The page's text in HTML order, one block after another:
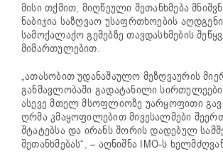
მისი თქმით, მიღწეული შეთანხმება
ნაბიჯია საზღვაო უსაფრთხოების
სამოქალაქო გემებზე თავდასხმების
მიმართულებით.
„ათასობით უდანაშაულო მეზღვაურის
განმავლობაში გადატანილი
ასევე მთელ მსოფლიოზე უარყოფითი
ღრმა კმაყოფილებით მივესალმები
შტატებსა და ირანს შორის დადებულ
შეთანხმებას“, – აღნიშნა IMO-ს